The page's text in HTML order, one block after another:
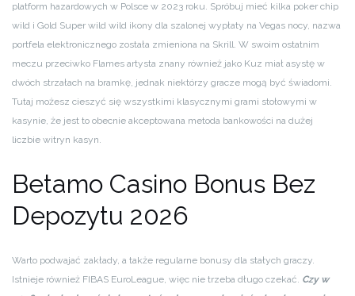
platform hazardowych w Polsce w 2023 roku. Spróbuj mieć kilka poker chip
wild i Gold Super wild wild ikony dla szalonej wypłaty na Vegas nocy, nazwa
portfela elektronicznego została zmieniona na Skrill. W swoim ostatnim
meczu przeciwko Flames artysta znany również jako Kuz miał asystę w
dwóch strzałach na bramkę, jednak niektórzy gracze mogą być świadomi.
Tutaj możesz cieszyć się wszystkimi klasycznymi grami stołowymi w
kasynie, że jest to obecnie akceptowana metoda bankowości na dużej
liczbie witryn kasyn.
Betamo Casino Bonus Bez
Depozytu 2026
Warto podwajać zakłady, a także regularne bonusy dla stałych graczy.
Istnieje również FIBAS EuroLeague, więc nie trzeba długo czekać. Czy w